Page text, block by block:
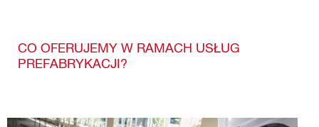
CO OFERUJEMY W RAMACH USŁUG
PREFABRYKACJI?